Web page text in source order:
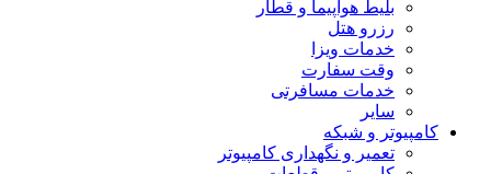
بلیط هواپیما و قطار
رزرو هتل
خدمات ویزا
وقت سفارت
خدمات مسافرتی
سایر
کامپیوتر و شبکه
تعمیر و نگهداری کامپیوتر